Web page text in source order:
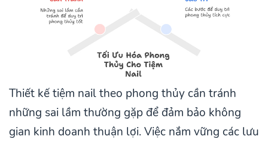
Thiết kế tiệm nail theo phong thủy cần tránh
những sai lầm thường gặp để đảm bảo không
gian kinh doanh thuận lợi. Việc nắm vững các lưu